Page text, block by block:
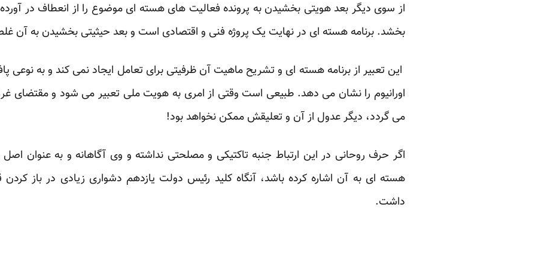
از سوی دیگر بعد هویتی بخشیدن به پرونده فعالیت های هسته ای موضوع را از انعطاف در
بخشد. برنامه هسته ای در نهایت یک پروژه فنی و اقتصادی است و بعد حیثیتی بخشیدن به آن
این تعبیر از برنامه هسته ای و تشریح ماهیت آن ظرفیتی برای تعامل ایجاد نمی کند و به
اورانیوم را نشان می دهد. طبیعی است وقتی از امری به هویت ملی تعبیر می شود و مقتضای
می گردد، دیگر عدول از آن و تعلیقش ممکن نخواهد بود!
اگر حرف روحانی در این ارتباط جنبه تاکتیکی و مصلحتی نداشته و وی آگاهانه و به عنوان
هسته ای به آن اشاره کرده باشد، آنگاه کلید رئیس دولت یازدهم دشواری زیادی در باز
داشت.